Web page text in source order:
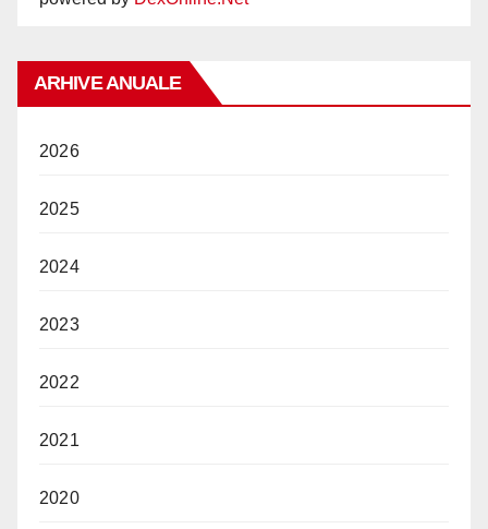
ARHIVE ANUALE
2026
2025
2024
2023
2022
2021
2020